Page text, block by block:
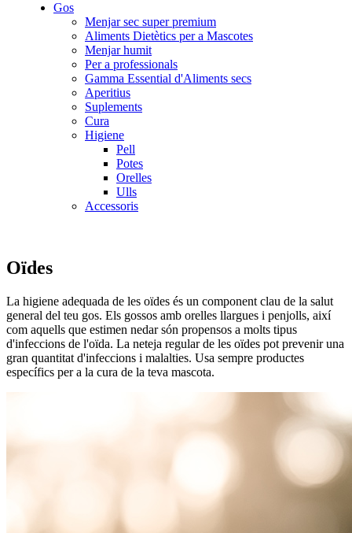
Gos
Menjar sec super premium
Aliments Dietètics per a Mascotes
Menjar humit
Per a professionals
Gamma Essential d'Aliments secs
Aperitius
Suplements
Cura
Higiene
Pell
Potes
Orelles
Ulls
Accessoris
Oïdes
La higiene adequada de les oïdes és un component clau de la salut
general del teu gos. Els gossos amb orelles llargues i penjolls, així
com aquells que estimen nedar són propensos a molts tipus
d'infeccions de l'oïda. La neteja regular de les oïdes pot prevenir una
gran quantitat d'infeccions i malalties. Usa sempre productes
específics per a la cura de la teva mascota.